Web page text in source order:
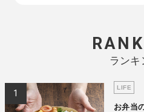
ランキ
LIFE
お弁当